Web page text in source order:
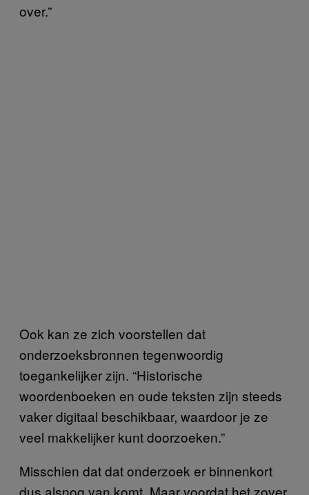
over.”
Ook kan ze zich voorstellen dat
onderzoeksbronnen tegenwoordig
toegankelijker zijn. “Historische
woordenboeken en oude teksten zijn steeds
vaker digitaal beschikbaar, waardoor je ze
veel makkelijker kunt doorzoeken.”
Misschien dat dat onderzoek er binnenkort
dus alsnog van komt. Maar voordat het zover